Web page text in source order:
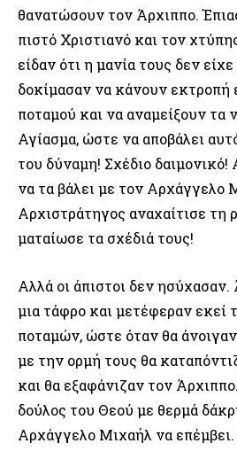
θανατώσουν τον Άρχιππο.
πιστό Χριστιανό και τον
είδαν ότι η μανία τους δεν
δοκίμασαν να κάνουν εκτροπή
ποταμού και να αναμείξουν τα
Αγίασμα, ώστε να αποβάλει
του δύναμη! Σχέδιο δαιμονικό!
να τα βάλει με τον Αρχάγγελο
Αρχιστράτηγος αναχαίτισε τη
ματαίωσε τα σχέδιά τους!
Αλλά οι άπιστοι δεν
μια τάφρο και μετέφεραν εκεί
ποταμών, ώστε όταν θα
με την ορμή τους θα
και θα εξαφάνιζαν τον
δούλος του Θεού με θερμά
Αρχάγγελο Μιχαήλ να